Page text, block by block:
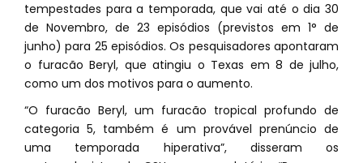
tempestades para a temporada, que vai até o dia 30
de Novembro, de 23 episódios (previstos em 1° de
junho) para 25 episódios. Os pesquisadores apontaram
o furacão Beryl, que atingiu o Texas em 8 de julho,
como um dos motivos para o aumento.
“O furacão Beryl, um furacão tropical profundo de
categoria 5, também é um provável prenúncio de
uma temporada hiperativa”, disseram os